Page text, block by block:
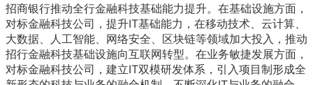
招商银行推动全行金融科技基础能力提升。在基础设施方面，
对标金融科技公司，提升IT基础能力，在移动技术、云计算、
大数据、人工智能、网络安全、区块链等领域加大投入，推动
招行金融科技基础设施向互联网转型。在业务敏捷发展方面，
对标金融科技公司，建立IT双模研发体系，引入项目制形成全